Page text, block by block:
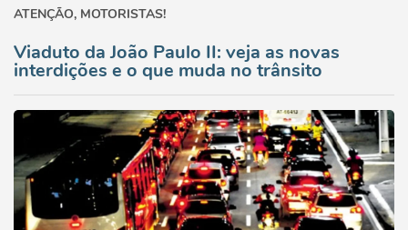
ATENÇÃO, MOTORISTAS!
Viaduto da João Paulo II: veja as novas
interdições e o que muda no trânsito